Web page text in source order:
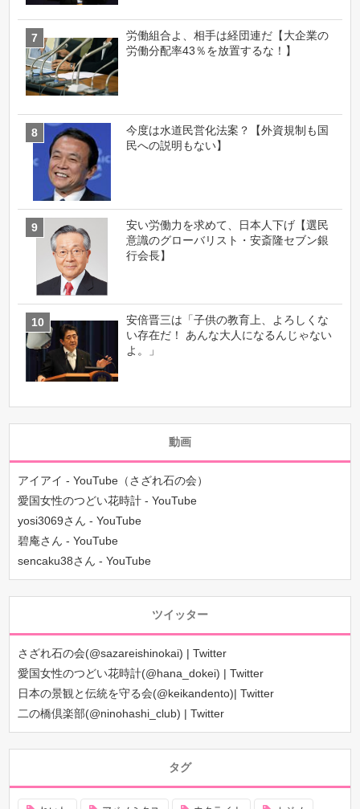
労働組合よ、相手は経団連だ【大企業の
労働分配率43％を放置するな！】
今度は水道民営化法案？【外資規制も国
民への説明もない】
安い労働力を求めて、日本人下げ【選民
意識のグローバリスト・安斎隆セブン銀
行会長】
安倍晋三は「子供の教育上、よろしくな
い存在だ！ あんな大人になるんじゃない
よ。」
動画
アイアイ - YouTube（さざれ石の会）
愛国女性のつどい花時計 - YouTube
yosi3069さん - YouTube
碧庵さん - YouTube
sencaku38さん - YouTube
ツイッター
さざれ石の会(@sazareishinokai) | Twitter
愛国女性のつどい花時計(@hana_dokei) | Twitter
日本の景観と伝統を守る会(@keikandento)| Twitter
二の橋倶楽部(@ninohashi_club) | Twitter
タグ